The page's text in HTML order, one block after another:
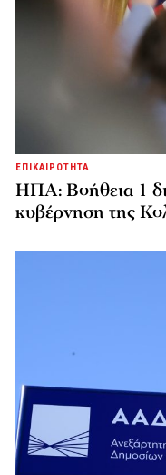
ΕΠΙΚΑΙΡΟΤΗΤΑ
ΗΠΑ: Βοήθεια 1
κυβέρνηση της